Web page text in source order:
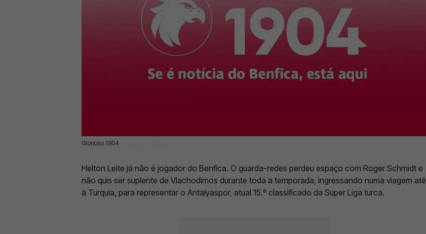
Glorioso 1904
21 Jan 2023 | 09:12 |
Helton Leite já não é jogador do Benfica. O guarda-redes perdeu espaço com Roger Schmidt e
não quis ser suplente de Vlachodimos durante toda a temporada, ingressando numa viagem até
à Turquia, para representar o Antalyaspor, atual 15.º classificado da Super Liga turca.